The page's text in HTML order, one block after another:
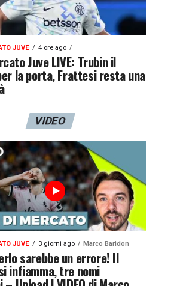
JUVE 4 ore ago
Juve LIVE: Trubin il
la porta, Frattesi resta una
VIDEO
JUVE 3 giorni ago Marco Baridon
sarebbe un errore! Il
infiamma, tre nomi